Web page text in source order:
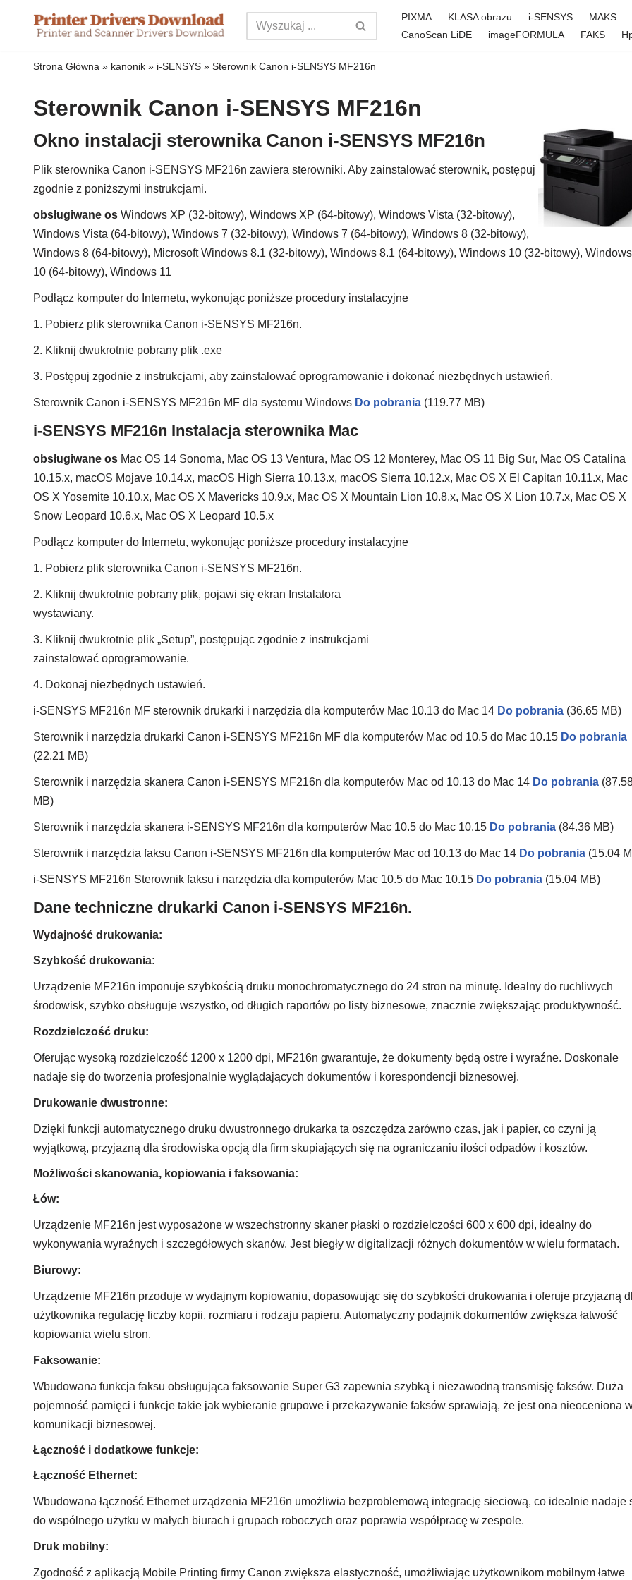
Przejdź
PIXMA KLASA obrazu i-SENSYS MAKS.
CanoScan LiDE
imageFORMULA FAKS
Strona Główna » kanonik » i-SENSYS » Sterownik Canon i-SENSYS MF216n
Sterownik Canon i-SENSYS MF216n
Okno instalacji sterownika Canon i-SENSYS MF216n
Plik sterownika Canon i-SENSYS MF216n zawiera sterowniki. Aby zainstalować sterownik, postępuj
zgodnie z poniższymi instrukcjami.
obsługiwane os Windows XP (32-bitowy), Windows XP (64-bitowy), Windows Vista (32-bitowy),
Windows Vista (64-bitowy), Windows 7 (32-bitowy), Windows 7 (64-bitowy), Windows 8 (32-bitowy),
Windows 8 (64-bitowy), Microsoft Windows 8.1 (32-bitowy), Windows 8.1 (64-bitowy), Windows 10 (32-bitowy), Windows
10 (64-bitowy), Windows 11
Podłącz komputer do Internetu, wykonując poniższe procedury instalacyjne
1. Pobierz plik sterownika Canon i-SENSYS MF216n.
2. Kliknij dwukrotnie pobrany plik .exe
3. Postępuj zgodnie z instrukcjami, aby zainstalować oprogramowanie i dokonać niezbędnych ustawień.
Sterownik Canon i-SENSYS MF216n MF dla systemu Windows Do pobrania (119.77 MB)
i-SENSYS MF216n Instalacja sterownika Mac
obsługiwane os Mac OS 14 Sonoma, Mac OS 13 Ventura, Mac OS 12 Monterey, Mac OS 11 Big Sur, Mac OS Catalina
10.15.x, macOS Mojave 10.14.x, macOS High Sierra 10.13.x, macOS Sierra 10.12.x, Mac OS X El Capitan 10.11.x, Mac
OS X Yosemite 10.10.x, Mac OS X Mavericks 10.9.x, Mac OS X Mountain Lion 10.8.x, Mac OS X Lion 10.7.x, Mac OS X
Snow Leopard 10.6.x, Mac OS X Leopard 10.5.x
Podłącz komputer do Internetu, wykonując poniższe procedury instalacyjne
1. Pobierz plik sterownika Canon i-SENSYS MF216n.
2. Kliknij dwukrotnie pobrany plik, pojawi się ekran Instalatora
wystawiany.
3. Kliknij dwukrotnie plik „Setup”, postępując zgodnie z instrukcjami
zainstalować oprogramowanie.
4. Dokonaj niezbędnych ustawień.
i-SENSYS MF216n MF sterownik drukarki i narzędzia dla komputerów Mac 10.13 do Mac 14 Do pobrania (36.65 MB)
Sterownik i narzędzia drukarki Canon i-SENSYS MF216n MF dla komputerów Mac od 10.5 do Mac 10.15 Do pobrania
(22.21 MB)
Sterownik i narzędzia skanera Canon i-SENSYS MF216n dla komputerów Mac od 10.13 do Mac 14 Do pobrania
MB)
Sterownik i narzędzia skanera i-SENSYS MF216n dla komputerów Mac 10.5 do Mac 10.15 Do pobrania (84.36 MB)
Sterownik i narzędzia faksu Canon i-SENSYS MF216n dla komputerów Mac od 10.13 do Mac 14 Do pobrania (15.04
i-SENSYS MF216n Sterownik faksu i narzędzia dla komputerów Mac 10.5 do Mac 10.15 Do pobrania (15.04 MB)
Dane techniczne drukarki Canon i-SENSYS MF216n.
Wydajność drukowania:
Szybkość drukowania:
Urządzenie MF216n imponuje szybkością druku monochromatycznego do 24 stron na minutę. Idealny do ruchliwych
środowisk, szybko obsługuje wszystko, od długich raportów po listy biznesowe, znacznie zwiększając produktywność.
Rozdzielczość druku:
Oferując wysoką rozdzielczość 1200 x 1200 dpi, MF216n gwarantuje, że dokumenty będą ostre i wyraźne. Doskonale
nadaje się do tworzenia profesjonalnie wyglądających dokumentów i korespondencji biznesowej.
Drukowanie dwustronne:
Dzięki funkcji automatycznego druku dwustronnego drukarka ta oszczędza zarówno czas, jak i papier, co czyni ją
wyjątkową, przyjazną dla środowiska opcją dla firm skupiających się na ograniczaniu ilości odpadów i kosztów.
Możliwości skanowania, kopiowania i faksowania:
Łów:
Urządzenie MF216n jest wyposażone w wszechstronny skaner płaski o rozdzielczości 600 x 600 dpi, idealny do
wykonywania wyraźnych i szczegółowych skanów. Jest biegły w digitalizacji różnych dokumentów w wielu formatach.
Biurowy:
Urządzenie MF216n przoduje w wydajnym kopiowaniu, dopasowując się do szybkości drukowania i oferuje przyjazną
użytkownika regulację liczby kopii, rozmiaru i rodzaju papieru. Automatyczny podajnik dokumentów zwiększa łatwość
kopiowania wielu stron.
Faksowanie:
Wbudowana funkcja faksu obsługująca faksowanie Super G3 zapewnia szybką i niezawodną transmisję faksów. Duża
pojemność pamięci i funkcje takie jak wybieranie grupowe i przekazywanie faksów sprawiają, że jest ona nieoceniona
komunikacji biznesowej.
Łączność i dodatkowe funkcje:
Łączność Ethernet:
Wbudowana łączność Ethernet urządzenia MF216n umożliwia bezproblemową integrację sieciową, co idealnie nadaje
do wspólnego użytku w małych biurach i grupach roboczych oraz poprawia współpracę w zespole.
Druk mobilny:
Zgodność z aplikacją Mobile Printing firmy Canon zwiększa elastyczność, umożliwiając użytkownikom mobilnym łatwe